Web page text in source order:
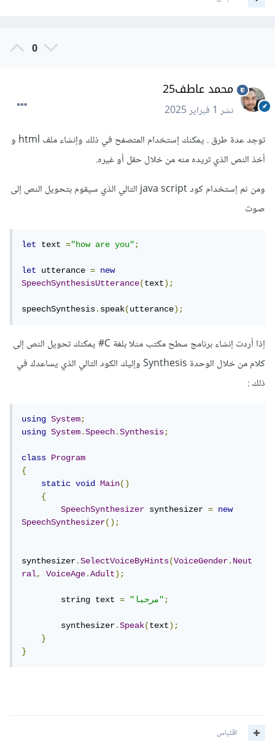
0
محمد عاطف25
نشر1 فبراير 2025
توجد عدة طرق . يمكنك إستخدام المتصفح في ذلك وإنشاء ملف html و
أخذ النص الذي تريده منه من خلال حقل أو غيره.
ومن ثم إستخدام كود java script التالي الذي سيقوم بتحويل النص إلى
صوت
let text ="how are you";
let utterance =
new
SpeechSynthesisUtterance(text);
speechSynthesis.speak(utterance);
إذا أردت إنشاء برنامج سطح مكتب مثلا بلغة C# يمكنك تحويل النص إلى
كلام من خلال الوحدة Synthesis وإليك الكود التالي الذي يساعدك في
ذلك
using System;
using
System.Speech.Synthesis;
class
Program
{
static
void Main()
{
SpeechSynthesizer synthesizer =
new
SpeechSynthesizer();
synthesizer.SelectVoiceByHints(VoiceGender.Neut
ral, VoiceAge.Adult);
        string text
= "مرحبا";
        synthesizer
.Speak(text);
}
}
اقتباس